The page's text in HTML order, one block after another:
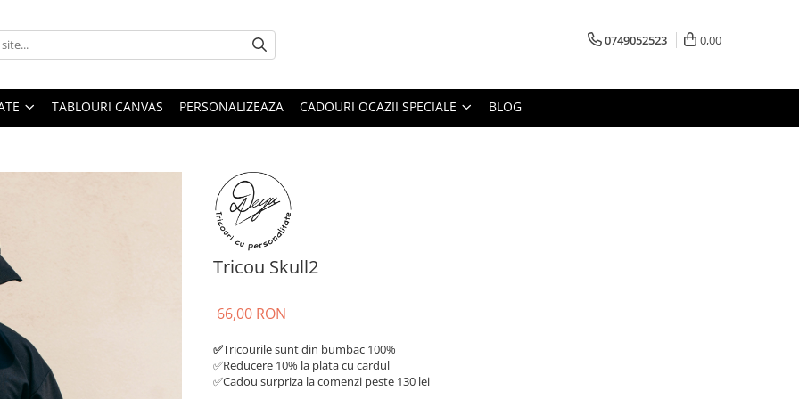
0749052523 0,00
TABLOURI CANVAS PERSONALIZEAZA CADOURI OCAZII SPECIALE BLOG
Tricou Skull2
66,00 RON
✅Tricourile sunt din bumbac 100%
✅Reducere 10% la plata cu cardul
✅Cadou surpriza la comenzi peste 130 lei